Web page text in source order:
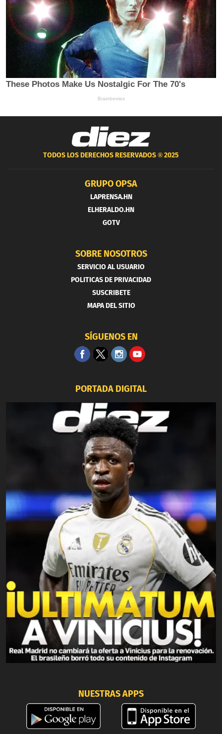
TODOS LOS DERECHOS RESERVADOS ®2025
GRUPO OPSA
LAPRENSA.HN
ELHERALDO.HN
GOTV
SOBRE NOSOTROS
SERVICIO AL USUARIO
POLITICAS DE PRIVACIDAD
SUSCRIBETE
MAPA DEL SITIO
SÍGUENOS EN
PORTADA DIGITAL
NUESTRAS APPS